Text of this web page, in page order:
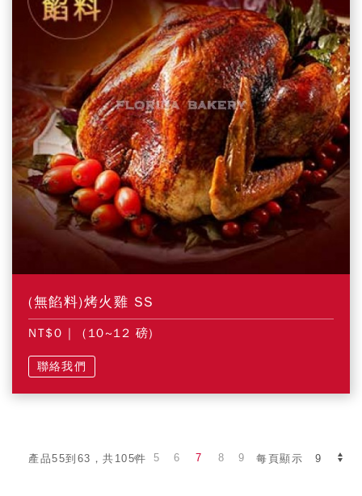
(無餡料)烤火雞 SS
NT$0 | (10~12 磅)
聯絡我們
產品55到63，共105件 每頁顯示
5 6 7 8 9